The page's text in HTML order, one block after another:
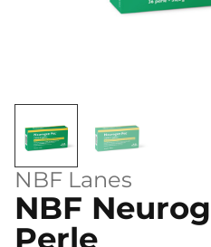
NBF Lanes
NBF
Perle